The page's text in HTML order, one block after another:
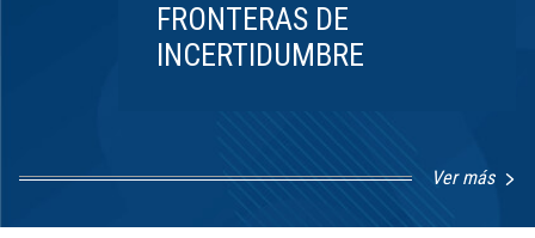
FRONTERAS DE
INCERTIDUMBRE
Ver más
1